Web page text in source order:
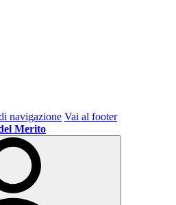
navigazione Vai al footer
Merito